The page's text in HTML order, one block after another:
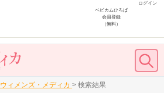
ログイン
ベビカムひろば
会員登録
（無料）
ウィメンズ・メディカ > 検索結果